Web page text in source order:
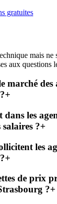
gratuites
mais ne
aux questions
marché des
+
les
?+
les
+
de prix
?+